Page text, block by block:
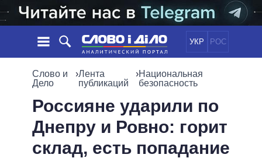
УКР РОС
НОВОСТИ
СТАТЬИ
МНЕНИЯ
ЭКОНОМИКА
ОБЩЕСТВО
МИР
ПОЛИТИКИ
ВСЕ ПОЛИТИКИИНФОГРАФИКА
Слово и
Дело
›Лента
публикаций
›Национальная
безопасность
Россияне ударили по
Днепру и Ровно: горит
склад, есть попадание